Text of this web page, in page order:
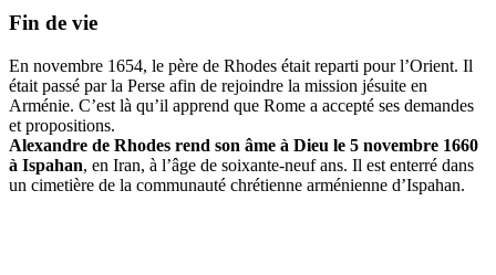
Fin de vie
En novembre 1654, le père de Rhodes était reparti pour l’Orient. Il
était passé par la Perse afin de rejoindre la mission jésuite en
Arménie. C’est là qu’il apprend que Rome a accepté ses demandes
et propositions.
Alexandre de Rhodes rend son âme à Dieu le 5 novembre 1660
à Ispahan, en Iran, à l’âge de soixante-neuf ans. Il est enterré dans
un cimetière de la communauté chrétienne arménienne d’Ispahan.